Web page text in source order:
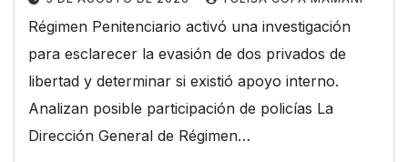
Régimen Penitenciario activó una investigación
para esclarecer la evasión de dos privados de
libertad y determinar si existió apoyo interno.
Analizan posible participación de policías La
Dirección General de Régimen…